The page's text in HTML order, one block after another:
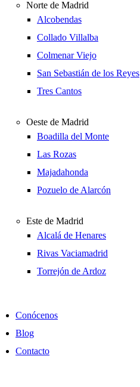
Norte de Madrid
Alcobendas
Collado Villalba
Colmenar Viejo
San Sebastián de los Reyes
Tres Cantos
Oeste de Madrid
Boadilla del Monte
Las Rozas
Majadahonda
Pozuelo de Alarcón
Este de Madrid
Alcalá de Henares
Rivas Vaciamadrid
Torrejón de Ardoz
Conócenos
Blog
Contacto